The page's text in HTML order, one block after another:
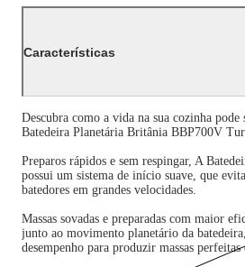
Características
Descubra como a vida na sua cozinha pode
Batedeira Planetária Britânia BBP700V
Preparos rápidos e sem respingar, A
possui um sistema de início suave, que
batedores em grandes velocidades.
Massas sovadas e preparadas com maior
junto ao movimento planetário da
desempenho para produzir massas perfeitas